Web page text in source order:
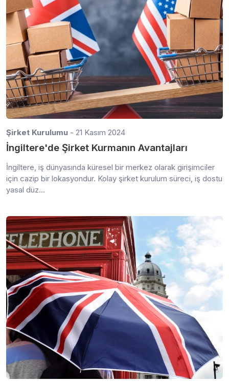
Şirket Kurulumu - 21 Kasım 2024
İngiltere'de Şirket Kurmanın Avantajları
İngiltere, iş dünyasında küresel bir merkez olarak girişimciler
için cazip bir lokasyondur. Kolay şirket kurulum süreci, iş dostu
yasal düz...